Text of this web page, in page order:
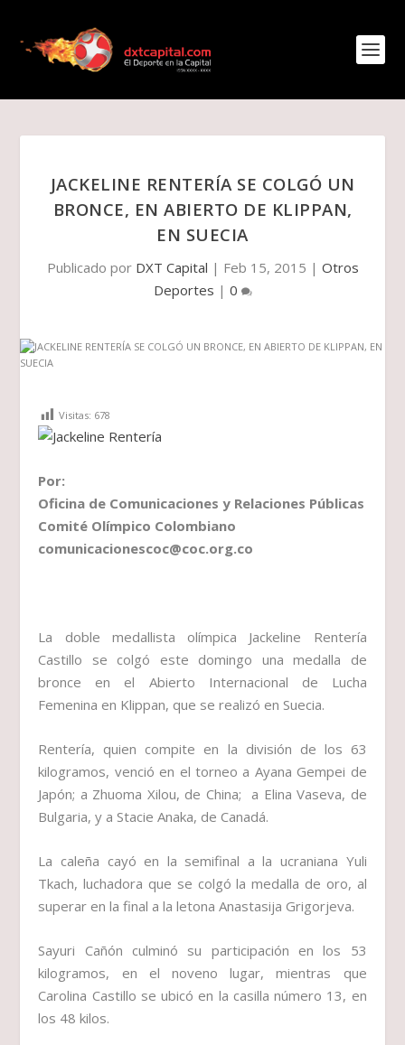
JACKELINE RENTERÍA SE COLGÓ UN
BRONCE, EN ABIERTO DE KLIPPAN,
EN SUECIA
Publicado por DXT Capital | Feb 15, 2015 | Otros
Deportes | 0
Visitas: 678
Por:
Oficina de Comunicaciones y Relaciones Públicas
Comité Olímpico Colombiano
comunicacionescoc@coc.org.co
La doble medallista olímpica Jackeline Rentería
Castillo se colgó este domingo una medalla de
bronce en el Abierto Internacional de Lucha
Femenina en Klippan, que se realizó en Suecia.
Rentería, quien compite en la división de los 63
kilogramos, venció en el torneo a Ayana Gempei de
Japón; a Zhuoma Xilou, de China; a Elina Vaseva, de
Bulgaria, y a Stacie Anaka, de Canadá.
La caleña cayó en la semifinal a la ucraniana Yuli
Tkach, luchadora que se colgó la medalla de oro, al
superar en la final a la letona Anastasija Grigorjeva.
Sayuri Cañón culminó su participación en los 53
kilogramos, en el noveno lugar, mientras que
Carolina Castillo se ubicó en la casilla número 13, en
los 48 kilos.